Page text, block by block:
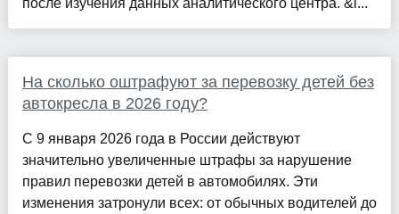
На сколько оштрафуют за перевозку детей без
автокресла в 2026 году?
С 9 января 2026 года в России действуют
значительно увеличенные штрафы за нарушение
правил перевозки детей в автомобилях. Эти
изменения затронули всех: от обычных водителей до